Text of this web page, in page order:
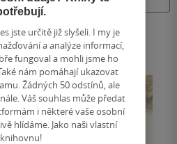
jste určitě již slyšeli. I my je
a analýze informací,
fungoval a mohli jsme ho
nám pomáhají ukazovat
Žádných 50 odstínů, ale
Váš souhlas může předat
i některé vaše osobní
hlídáme. Jako naši vlastní
knihovnu!